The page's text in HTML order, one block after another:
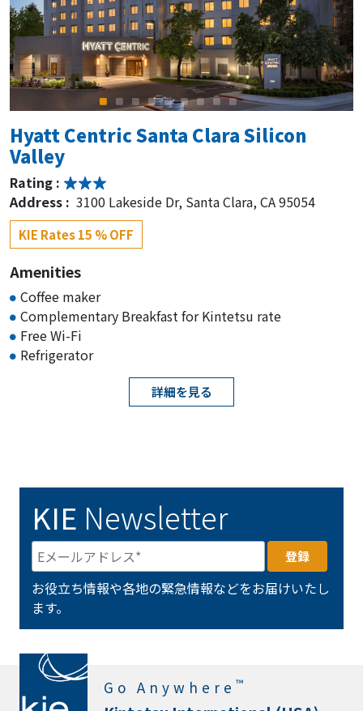
Hyatt Centric Santa Clara Silicon
Valley
Rating :
Address : 3100 Lakeside Dr, Santa Clara, CA 95054
KIE Rates 15 % OFF
Amenities
Coffee maker
Complementary Breakfast for Kintetsu rate
Free Wi-Fi
Refrigerator
詳細を見る
KIE Newsletter
お役立ち情報や各地の緊急情報などをお届けいたし
ます。
Go Anywhere ™